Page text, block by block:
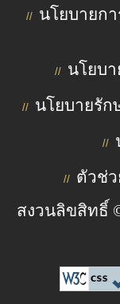
// นโยบายก
// นโยบ
// นโยบายรัก
//
// ตัวช่ว
สงวนลิขสิทธิ์